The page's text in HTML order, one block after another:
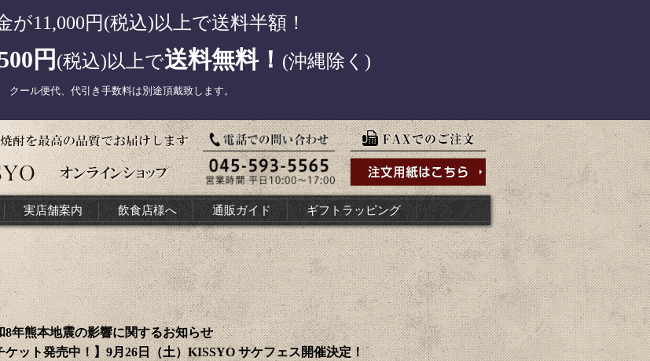
が11,000円(税込)以上で送料半額！
円 (税込)以上で送料無料！ (沖縄除く)
クール便代、代引き手数料は別途頂戴致します。
実店舗案内 飲食店様へ 通販ガイド ギフトラッピング
8年熊本地震の影響に関するお知らせ
ケット発売中！】9月26日（土）KISSYO サケフェス開催決定！